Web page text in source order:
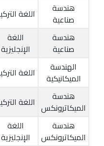
هندسة
صناعية
اللغة
هندسة
صناعية
اللغة
الإنجليزية
الهندسة
الميكانيكية
اللغة
هندسة
الميكاترونكس اللغة
هندسة
الميكاترونكس
اللغة
الإنجليزية